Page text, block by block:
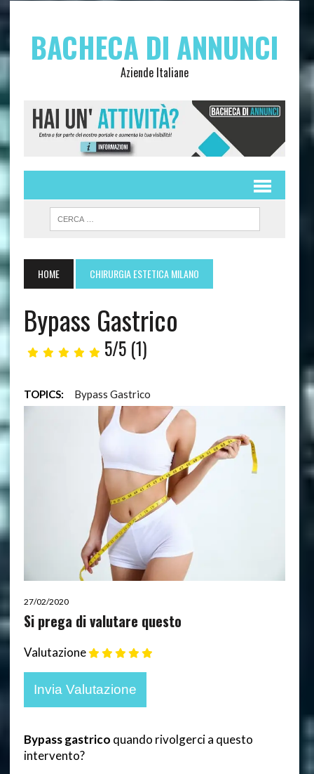
BACHECA DI ANNUNCI
Aziende Italiane
HOME CHIRURGIA ESTETICA MILANO
Bypass Gastrico
5/5 (1)
TOPICS: Bypass Gastrico
27/02/2020
Si prega di valutare questo
Valutazione
Bypass gastrico quando rivolgerci a questo
intervento?